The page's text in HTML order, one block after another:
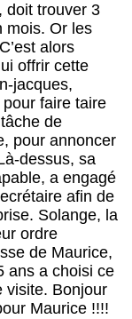
doit trouver 3
mois. Or les
alors
offrir cette
jacques,
faire taire
de
pour annoncer
dessus, sa
a engagé
afin de
Solange, la
ordre
de Maurice,
ans a choisi ce
visite. Bonjour
Maurice !!!!